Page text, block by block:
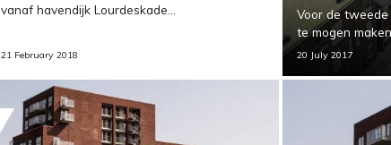
vanaf havendijk Lourdeskade...
21 February 2018
Voor de
te mogen
20 July 2017